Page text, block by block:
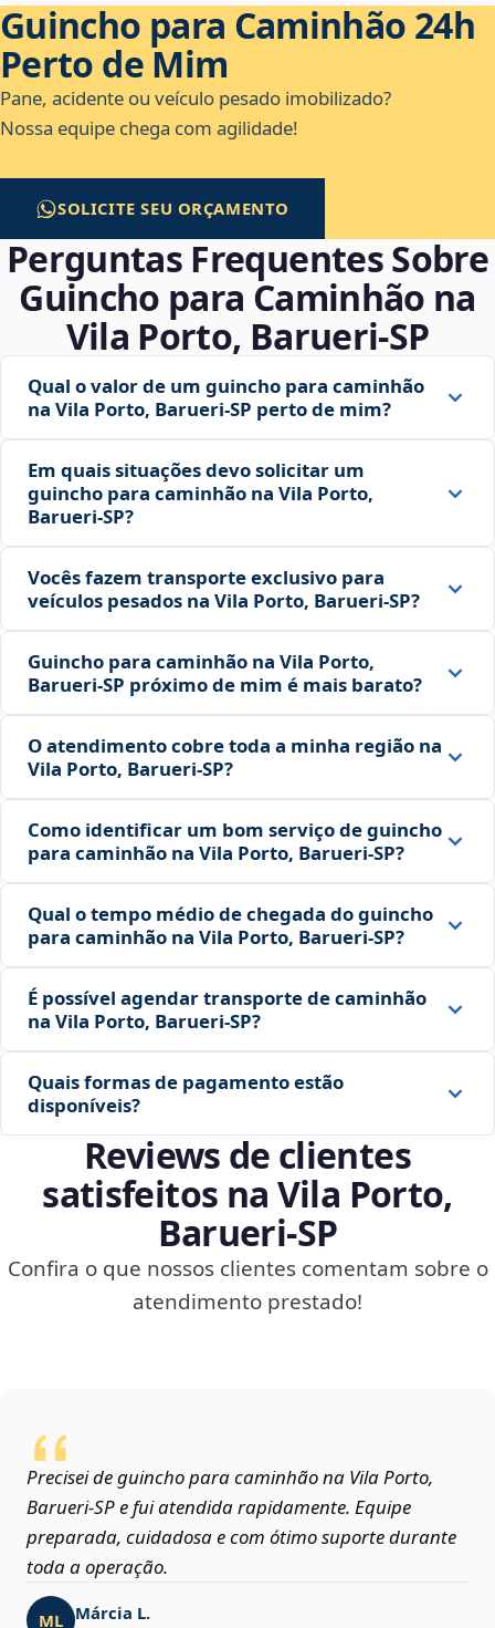
Guincho para Caminhão 24h
Perto de Mim
Pane, acidente ou veículo pesado imobilizado?
Nossa equipe chega com agilidade!
SOLICITE SEU ORÇAMENTO
Perguntas Frequentes Sobre
Guincho para Caminhão na
Vila Porto, Barueri‑SP
Qual o valor de um guincho para caminhão
na Vila Porto, Barueri‑SP perto de mim?
Em quais situações devo solicitar um
guincho para caminhão na Vila Porto,
Barueri‑SP?
Vocês fazem transporte exclusivo para
veículos pesados na Vila Porto, Barueri‑SP?
Guincho para caminhão na Vila Porto,
Barueri‑SP próximo de mim é mais barato?
O atendimento cobre toda a minha região na
Vila Porto, Barueri‑SP?
Como identificar um bom serviço de guincho
para caminhão na Vila Porto, Barueri‑SP?
Qual o tempo médio de chegada do guincho
para caminhão na Vila Porto, Barueri‑SP?
É possível agendar transporte de caminhão
na Vila Porto, Barueri‑SP?
Quais formas de pagamento estão
disponíveis?
Reviews de clientes
satisfeitos na Vila Porto,
Barueri‑SP
Confira o que nossos clientes comentam sobre o
atendimento prestado!
Precisei de guincho para caminhão na Vila Porto,
Barueri‑SP e fui atendida rapidamente. Equipe
preparada, cuidadosa e com ótimo suporte durante
toda a operação.
ML Márcia L.